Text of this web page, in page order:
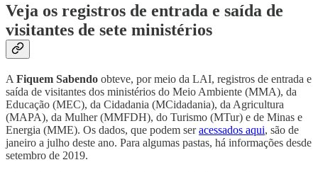
Veja os registros de entrada e saída de
visitantes de sete ministérios
A Fiquem Sabendo obteve, por meio da LAI, registros de entrada e
saída de visitantes dos ministérios do Meio Ambiente (MMA), da
Educação (MEC), da Cidadania (MCidadania), da Agricultura
(MAPA), da Mulher (MMFDH), do Turismo (MTur) e de Minas e
Energia (MME). Os dados, que podem seracessados aqui, são de
janeiro a julho deste ano. Para algumas pastas, há informações desde
setembro de 2019.